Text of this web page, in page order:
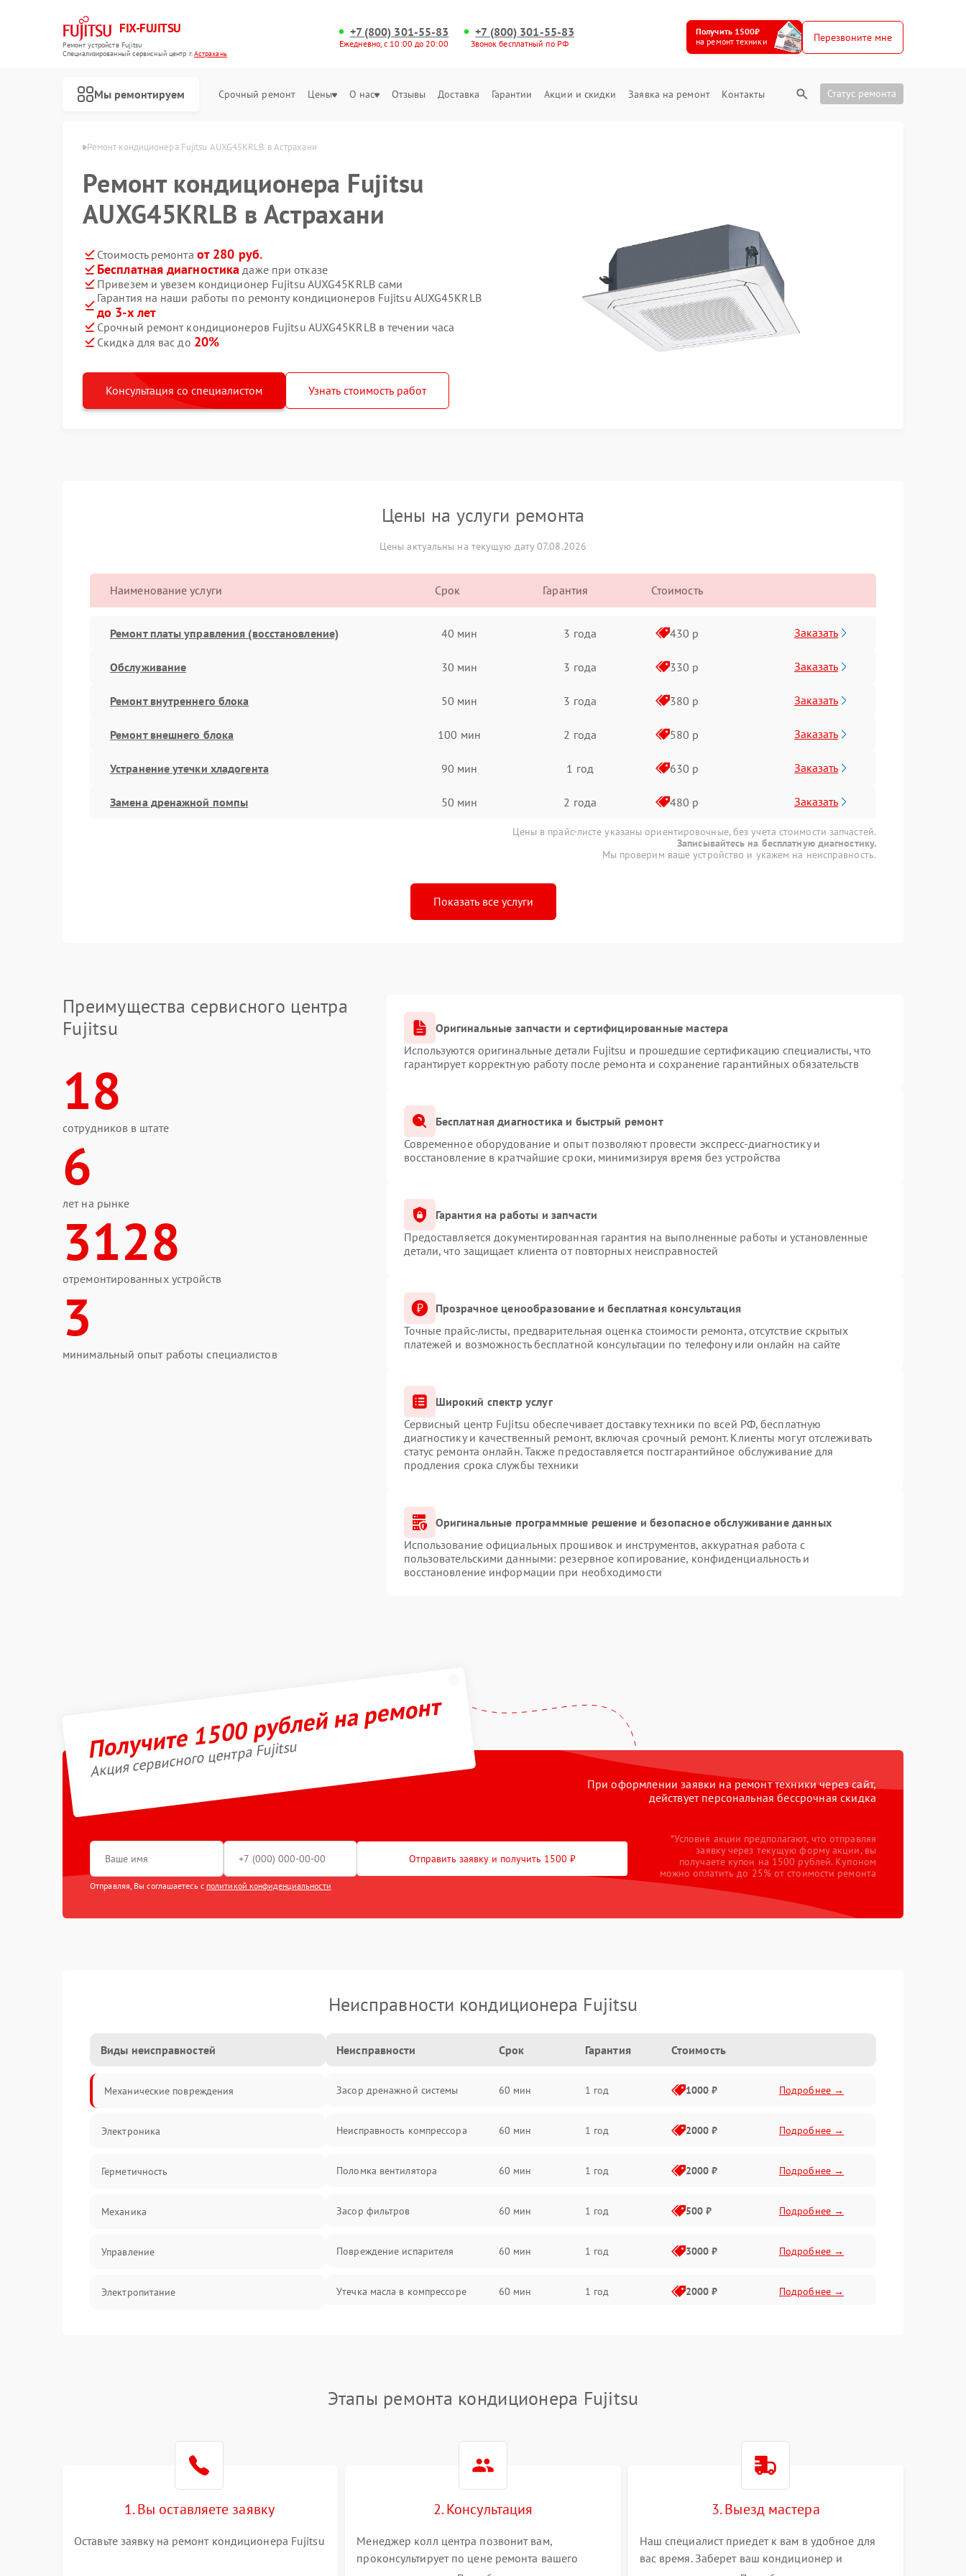
FIX-FUJITSU
Ремонт устройств Fujitsu
Специализированный cервисный центр г.Астрахань
+7 (800) 301-55-83
Ежедневно, с 10:00 до 20:00
+7 (800) 301-55-83
Звонок бесплатный по РФ
Получить 1500₽
на ремонт техники
Перезвоните мне
Мы ремонтируем Срочный ремонт Цены О нас Отзывы Доставка Гарантии Акции и скидки Заявка на ремонт Контакты Статус ремонта
Ремонт кондиционера Fujitsu AUXG45KRLB в Астрахани
Ремонт кондиционера Fujitsu
AUXG45KRLB в Астрахани
Стоимость ремонта от 280 руб.
Бесплатная диагностика даже при отказе
Привезем и увезем кондиционер Fujitsu AUXG45KRLB сами
Гарантия на наши работы по ремонту кондиционеров Fujitsu AUXG45KRLB
до 3-х лет
Срочный ремонт кондиционеров Fujitsu AUXG45KRLB в течении часа
Скидка для вас до 20%
Консультация со специалистом Узнать стоимость работ
Цены на услуги ремонта
Цены актуальны на текущую дату 07.08.2026
Наименование услуги Срок Гарантия Стоимость
Ремонт платы управления (восстановление) 40 мин 3 года 430 р Заказать
Обслуживание 30 мин 3 года 330 р Заказать
Ремонт внутреннего блока 50 мин 3 года 380 р Заказать
Ремонт внешнего блока 100 мин 2 года 580 р Заказать
Устранение утечки хладогента 90 мин 1 год 630 р Заказать
Замена дренажной помпы 50 мин 2 года 480 р Заказать
Цены в прайс-листе указаны ориентировочные, без учета стоимости запчастей.
Записывайтесь на бесплатную диагностику.
Мы проверим ваше устройство и укажем на неисправность.
Показать все услуги
Преимущества сервисного центра
Fujitsu
18
сотрудников в штате
6
лет на рынке
3128
отремонтированных устройств
3
минимальный опыт работы специалистов
Оригинальные запчасти и сертифицированные мастера
Используются оригинальные детали Fujitsu и прошедшие сертификацию специалисты, что
гарантирует корректную работу после ремонта и сохранение гарантийных обязательств
Бесплатная диагностика и быстрый ремонт
Современное оборудование и опыт позволяют провести экспресс-диагностику и
восстановление в кратчайшие сроки, минимизируя время без устройства
Гарантия на работы и запчасти
Предоставляется документированная гарантия на выполненные работы и установленные
детали, что защищает клиента от повторных неисправностей
Прозрачное ценообразование и бесплатная консультация
Точные прайс-листы, предварительная оценка стоимости ремонта, отсутствие скрытых
платежей и возможность бесплатной консультации по телефону или онлайн на сайте
Широкий спектр услуг
Сервисный центр Fujitsu обеспечивает доставку техники по всей РФ, бесплатную
диагностику и качественный ремонт, включая срочный ремонт. Клиенты могут отслеживать
статус ремонта онлайн. Также предоставляется постгарантийное обслуживание для
продления срока службы техники
Оригинальные программные решение и безопасное обслуживание данных
Использование официальных прошивок и инструментов, аккуратная работа с
пользовательскими данными: резервное копирование, конфиденциальность и
восстановление информации при необходимости
Получите 1500 рублей на ремонт
Акция сервисного центра Fujitsu
При оформлении заявки на ремонт техники через сайт,
действует персональная бессрочная скидка
Отправить заявку и получить 1500 ₽
Отправляя, Вы соглашаетесь с политикой конфиденциальности
*Условия акции предполагают, что отправляя
заявку через текущую форму акции, вы
получаете купон на 1500 рублей. Купоном
можно оплатить до 25% от стоимости ремонта
Неисправности кондиционера Fujitsu
Виды неисправностей
Механические повреждения
Электроника
Герметичность
Механика
Управление
Электропитание
Неисправности Срок Гарантия Стоимость
Засор дренажной системы 60 мин 1 год 1000 ₽ Подробнее →
Неисправность компрессора 60 мин 1 год 2000 ₽ Подробнее →
Поломка вентилятора 60 мин 1 год 2000 ₽ Подробнее →
Засор фильтров 60 мин 1 год 500 ₽ Подробнее →
Повреждение испарителя 60 мин 1 год 3000 ₽ Подробнее →
Утечка масла в компрессоре 60 мин 1 год 2000 ₽ Подробнее →
Этапы ремонта кондиционера Fujitsu
1. Вы оставляете заявку
Оставьте заявку на ремонт кондиционера Fujitsu
2. Консультация
Менеджер колл центра позвонит вам,
проконсультирует по цене ремонта вашего
3. Выезд мастера
Наш специалист приедет к вам в удобное для
вас время. Заберет ваш кондиционер и